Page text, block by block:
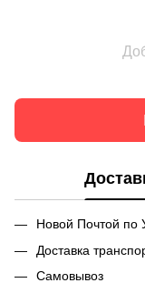
Новой Почтой по
Доставка
Самовывоз